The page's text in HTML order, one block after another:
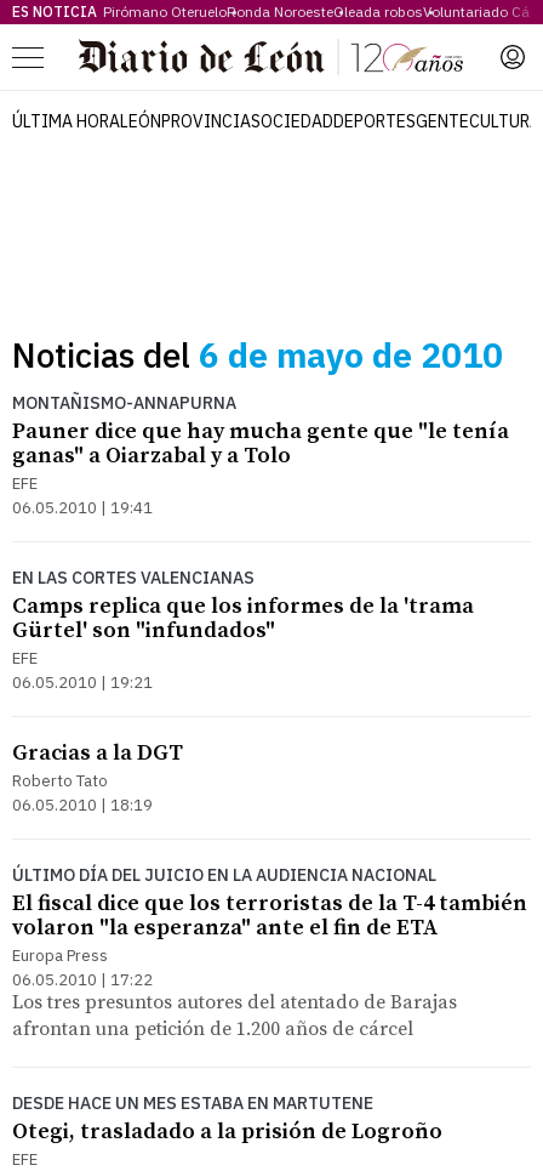
ES NOTICIA Pirómano OterueloRonda NoroesteOleada robosVoluntariado
Menú
ÚLTIMA HORALEÓNPROVINCIASOCIEDADDEPORTESGENTECULTURA
Noticias del 6 de mayo de 2010
MONTAÑISMO-ANNAPURNA
Pauner dice que hay mucha gente que "le tenía
ganas" a Oiarzabal y a Tolo
EFE
06.05.2010 | 19:41
EN LAS CORTES VALENCIANAS
Camps replica que los informes de la 'trama
Gürtel' son "infundados"
EFE
06.05.2010 | 19:21
Gracias a la DGT
Roberto Tato
06.05.2010 | 18:19
ÚLTIMO DÍA DEL JUICIO EN LA AUDIENCIA NACIONAL
El fiscal dice que los terroristas de la T-4 también
volaron "la esperanza" ante el fin de ETA
Europa Press
06.05.2010 | 17:22
Los tres presuntos autores del atentado de Barajas
afrontan una petición de 1.200 años de cárcel
DESDE HACE UN MES ESTABA EN MARTUTENE
Otegi, trasladado a la prisión de Logroño
EFE